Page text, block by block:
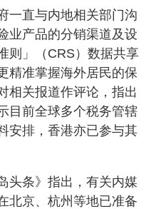
一直与内地相关部门沟
业产品的分销渠道及设
则」（CRS）数据共享
精准掌握海外居民的保
相关报道作评论，指出
目前全球多个税务管辖
安排，香港亦已参与其
头条》指出，有关内媒
北京、杭州等地已准备